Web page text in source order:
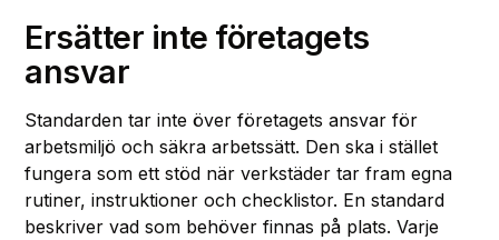
Ersätter inte företagets
ansvar
Standarden tar inte över företagets ansvar för
arbetsmiljö och säkra arbetssätt. Den ska i stället
fungera som ett stöd när verkstäder tar fram egna
rutiner, instruktioner och checklistor. En standard
beskriver vad som behöver finnas på plats. Varje